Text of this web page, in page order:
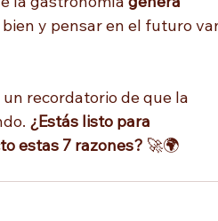
y pensar en el futuro
recordatorio de que la
¿Estás listo para
estas 7 razones? 🚀🌍